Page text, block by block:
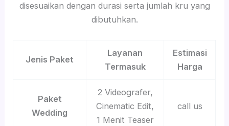
disesuaikan dengan durasi serta jumlah kru yang
dibutuhkan.
Jenis Paket
Layanan
Termasuk
Estimasi
Harga
Paket
Wedding
2 Videografer,
Cinematic Edit,
1 Menit Teaser
call us